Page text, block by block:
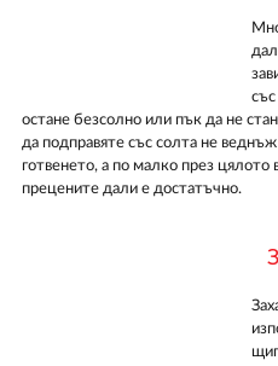
остане безсолно или пък да не
да подправяте със солта не
готвенето, а по малко през цялото
прецените дали е достатъчно.